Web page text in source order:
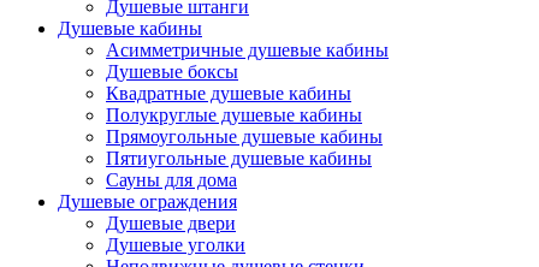
Душевые штанги
Душевые кабины
Асимметричные душевые кабины
Душевые боксы
Квадратные душевые кабины
Полукруглые душевые кабины
Прямоугольные душевые кабины
Пятиугольные душевые кабины
Сауны для дома
Душевые ограждения
Душевые двери
Душевые уголки